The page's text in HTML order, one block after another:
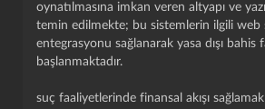
oynatılmasına imkan veren altyapı ve
temin edilmekte; bu sistemlerin ilgili web
entegrasyonu sağlanarak yasa dışı bahis
başlanmaktadır.
suç faaliyetlerinde finansal akışı sağlamak